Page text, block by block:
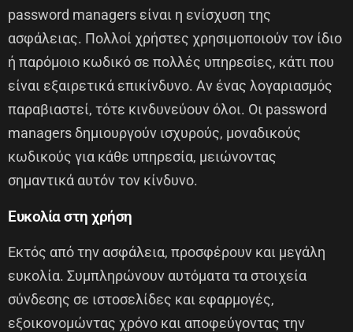
password managers είναι η ενίσχυση της
ασφάλειας. Πολλοί χρήστες χρησιμοποιούν τον ίδιο
ή παρόμοιο κωδικό σε πολλές υπηρεσίες, κάτι που
είναι εξαιρετικά επικίνδυνο. Αν ένας λογαριασμός
παραβιαστεί, τότε κινδυνεύουν όλοι. Οι password
managers δημιουργούν ισχυρούς, μοναδικούς
κωδικούς για κάθε υπηρεσία, μειώνοντας
σημαντικά αυτόν τον κίνδυνο.
Ευκολία στη χρήση
Εκτός από την ασφάλεια, προσφέρουν και μεγάλη
ευκολία. Συμπληρώνουν αυτόματα τα στοιχεία
σύνδεσης σε ιστοσελίδες και εφαρμογές,
εξοικονομώντας χρόνο και αποφεύγοντας την